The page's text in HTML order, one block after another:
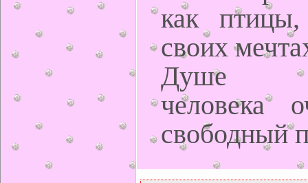
как
своих
Душе
человека
свободный